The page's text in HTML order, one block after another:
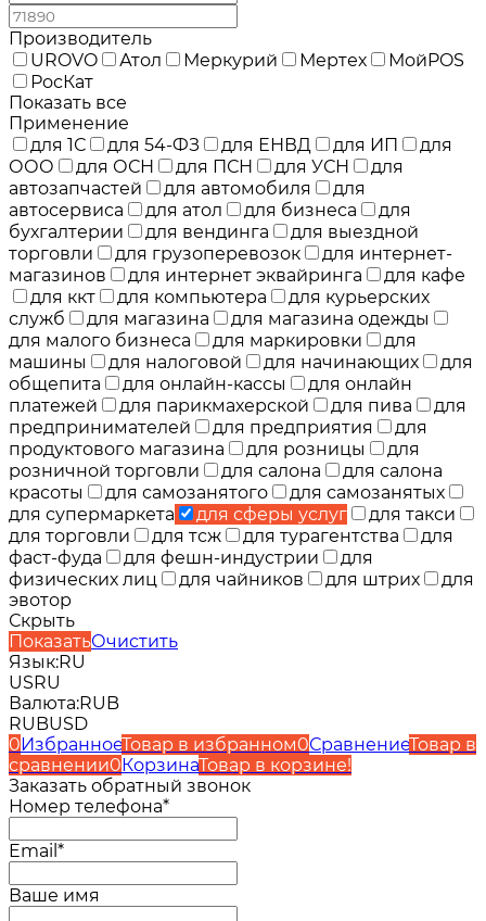
Производитель
UROVO
Атол Меркурий Мертех
МойPOS
РосКат
Показать все
Применение
для 1С
для 54-ФЗ для ЕНВД для ИП
для
ООО
для ОСН для ПСН для УСН
для
автозапчастей
для автомобиля
для
автосервиса
для атол для бизнеса
для
бухгалтерии
для вендинга
для выездной
торговли
для грузоперевозок
для интернет-
магазинов
для интернет эквайринга
для кафе
для ккт
для компьютера
для курьерских
служб
для магазина
для магазина одежды
для малого бизнеса
для маркировки
для
машины
для налоговой для начинающих
для
общепита
для онлайн-кассы
для онлайн
платежей
для парикмахерской для пива
для
предпринимателей
для предприятия
для
продуктового магазина
для розницы
для
розничной торговли
для салона
для салона
красоты
для самозанятого
для самозанятых
для супермаркета
для сферы услуг
для такси
для торговли
для тсж для турагентства
для
фаст-фуда
для фешн-индустрии
для
физических лиц
для чайников для штрих
для
эвотор
Скрыть
ПоказатьОчистить
Язык:RU
USRU
Валюта:RUB
RUBUSD
0ИзбранноеТовар в избранном0СравнениеТовар в
сравнении0КорзинаТовар в корзине!
Заказать обратный звонок
Номер телефона*
Email*
Ваше имя